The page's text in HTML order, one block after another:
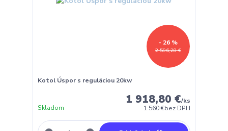
2 596,28 €
- 26 %
Kotol Úspor s reguláciou 20kw
1 918,80 €/ks
1 560 €bez DPH
Skladom